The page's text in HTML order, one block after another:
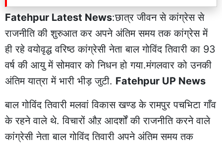
Fatehpur Latest News:छात्र जीवन से कांग्रेस से
राजनीति की शुरुआत कर अपने अंतिम समय तक कांग्रेस में
ही रहे वयोवृद्ध वरिष्ठ कांग्रेसी नेता बाल गोविंद तिवारी का 93
वर्ष की आयु में सोमवार को निधन हो गया.मंगलवार को उनकी
अंतिम यात्रा में भारी भीड़ जुटी. Fatehpur UP News
बाल गोविंद तिवारी मलवां विकास खण्ड के रामपुर पचभिटा गाँव
के रहने वाले थे. विचारों औऱ आदर्शों की राजनीति करने वाले
कांग्रेसी नेता बाल गोविंद तिवारी अपने अंतिम समय तक